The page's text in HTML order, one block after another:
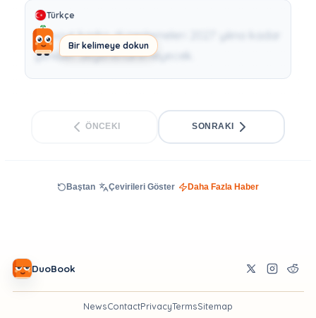
Bir kelimeye dokun
Türkçe
Mevcut kadro düzenlemeleri 2027 yılına kadar
yeniden değerlendirilmeyecek.
ÖNCEKI SONRAKI
Baştan Çevirileri Göster Daha Fazla Haber
DuoBook
NewsContactPrivacyTermsSitemap